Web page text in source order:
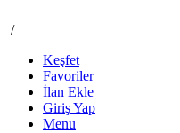
/
Keşfet
Favoriler
İlan Ekle
Giriş Yap
Menu